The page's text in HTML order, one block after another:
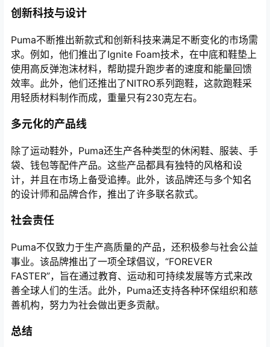
创新科技与设计
Puma不断推出新款式和创新科技来满足不断变化的市场需
求。例如，他们推出了Ignite Foam技术，在中底和鞋垫上
使用高反弹泡沫材料，帮助提升跑步者的速度和能量回馈
效率。此外，他们还推出了NITRO系列跑鞋，这款跑鞋采
用轻质材料制作而成，重量只有230克左右。
多元化的产品线
除了运动鞋外，Puma还生产各种类型的休闲鞋、服装、手
袋、钱包等配件产品。这些产品都具有独特的风格和设
计，并且在市场上备受追捧。此外，该品牌还与多个知名
的设计师和品牌合作，推出了许多联名款式。
社会责任
Puma不仅致力于生产高质量的产品，还积极参与社会公益
事业。该品牌推出了一项全球倡议，“FOREVER
FASTER”，旨在通过教育、运动和可持续发展等方式来改
善全球人们的生活。此外，Puma还支持各种环保组织和慈
善机构，努力为社会做出更多贡献。
总结